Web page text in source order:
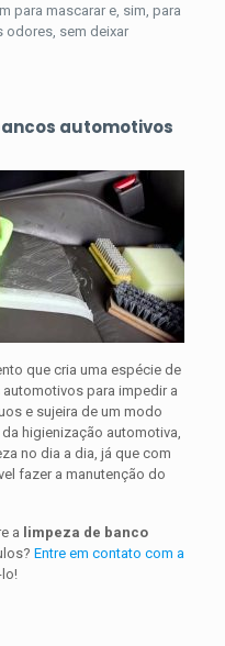
para mascarar e, sim, para
odores, sem deixar
automotivos
que cria uma espécie de
para impedir a
e sujeira de um modo
higienização automotiva,
no dia a dia, já que com
fazer a manutenção do
a limpeza de banco
Entre em contato com a